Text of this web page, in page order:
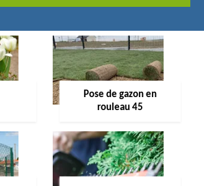
Pose de gazon en
rouleau 45